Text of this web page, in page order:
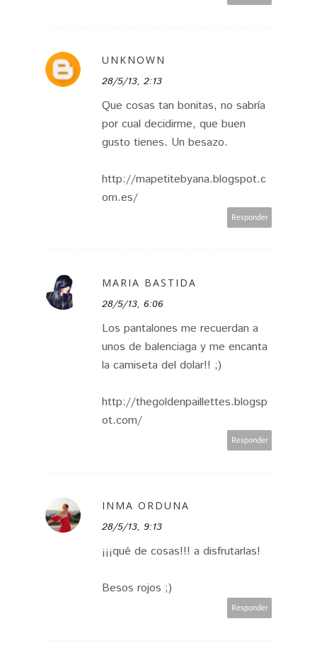
UNKNOWN
28/5/13, 2:13
Que cosas tan bonitas, no sabría
por cual decidirme, que buen
gusto tienes. Un besazo.
http://mapetitebyana.blogspot.c
om.es/
Responder
MARIA BASTIDA
28/5/13, 6:06
Los pantalones me recuerdan a
unos de balenciaga y me encanta
la camiseta del dolar!! ;)
http://thegoldenpaillettes.blogsp
ot.com/
Responder
INMA ORDUNA
28/5/13, 9:13
¡¡¡qué de cosas!!! a disfrutarlas!
Besos rojos ;)
Responder